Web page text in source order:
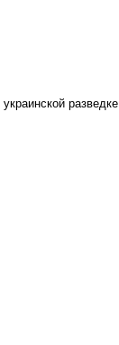
разведке